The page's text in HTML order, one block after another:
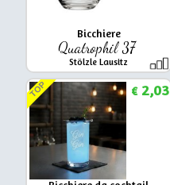
Bicchiere
Quatrophil 37
Stölzle Lausitz
TOP €2,03